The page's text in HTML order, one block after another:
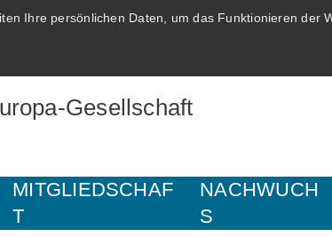
Ihre persönlichen Daten, um das Funktionieren der
MITGLIEDSCHAF
T
NACHWUCH
S